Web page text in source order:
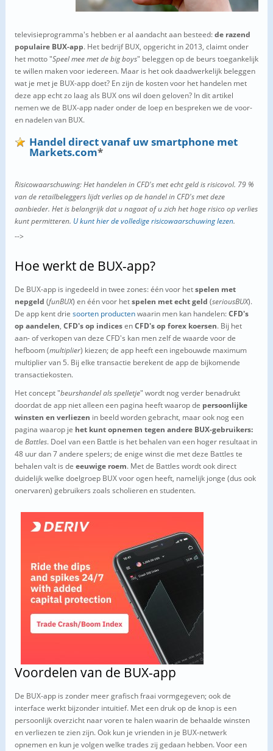
televisieprogramma's hebben er al aandacht aan besteed:de razend
populaire BUX-app. Het bedrijf BUX, opgericht in 2013, claimt onder
het motto "Speel mee met de big boys" beleggen op de beurs toegankelijk
te willen maken voor iedereen. Maar is het ook daadwerkelijk beleggen
wat je met je BUX-app doet? En zijn de kosten voor het handelen met
deze app echt zo laag als BUX ons wil doen geloven? In dit artikel
nemen we de BUX-app nader onder de loep en bespreken we de voor-
en nadelen van BUX.
Handel direct vanaf uw smartphone met
Markets.com*
Risicowaarschuwing: Het handelen in CFD's met echt geld is risicovol. 79 %
van de retailbeleggers lijdt verlies op de handel in CFD's met deze
aanbieder. Het is belangrijk dat u nagaat of u zich het hoge risico op verlies
kunt permitteren. U kunt hier de volledige risicowaarschuwing lezen.
-->
Hoe werkt de BUX-app?
De BUX-app is ingedeeld in twee zones: één voor hetspelen met
nepgeld (funBUX) en één voor hetspelen met echt geld (seriousBUX).
De app kent drie soorten productenwaarin men kan handelen:CFD's
op aandelen, CFD's op indicesenCFD's op forex koersen. Bij het
aan- of verkopen van deze CFD's kan men zelf de waarde voor de
hefboom (multiplier) kiezen; de app heeft een ingebouwde maximum
multiplier van 5. Bij elke transactie berekent de app de bijkomende
transactiekosten.
Het concept "beurshandel als spelletje" wordt nog verder benadrukt
doordat de app niet alleen een pagina heeft waarop de persoonlijke
winsten en verliezen in beeld worden gebracht, maar ook nog een
pagina waarop je het kunt opnemen tegen andere BUX-gebruikers:
de Battles. Doel van een Battle is het behalen van een hoger resultaat in
48 uur dan 7 andere spelers; de enige winst die met deze Battles te
behalen valt is de eeuwige roem. Met de Battles wordt ook direct
duidelijk welke doelgroep BUX voor ogen heeft, namelijk jonge (dus ook
onervaren) gebruikers zoals scholieren en studenten.
Voordelen van de BUX-app
De BUX-app is zonder meer grafisch fraai vormgegeven; ook de
interface werkt bijzonder intuïtief. Met een druk op de knop is een
persoonlijk overzicht naar voren te halen waarin de behaalde winsten
en verliezen te zien zijn. Ook kun je vrienden in je BUX-netwerk
opnemen en kun je volgen welke trades zij gedaan hebben. Voor een